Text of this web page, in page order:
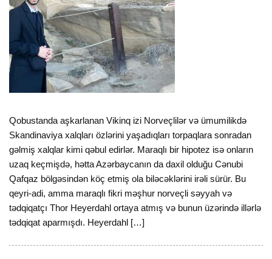
Qobustanda aşkarlanan Vikinq izi Norveçlilər və ümumilikdə
Skandinaviya xalqları özlərini yaşadıqları torpaqlara sonradan
gəlmiş xalqlar kimi qəbul edirlər. Maraqlı bir hipotez isə onların
uzaq keçmişdə, hətta Azərbaycanın da daxil olduğu Cənubi
Qafqaz bölgəsindən köç etmiş ola biləcəklərini irəli sürür. Bu
qeyri-adi, amma maraqlı fikri məşhur norveçli səyyah və
tədqiqatçı Thor Heyerdahl ortaya atmış və bunun üzərində illərlə
tədqiqat aparmışdı. Heyerdahl […]